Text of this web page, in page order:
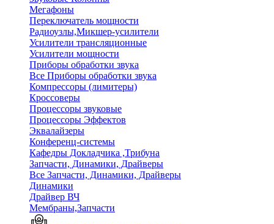
Мегафоны
Переключатель мощности
Радиоузлы,Микшер-усилители
Усилители трансляционные
Усилители мощности
Приборы обработки звука
Все Приборы обработки звука
Компрессоры (лимитеры)
Кроссоверы
Процессоры звуковые
Процессоры Эффектов
Эквалайзеры
Конференц-системы
Кафедры Докладчика ,Трибуна
Запчасти, Динамики, Драйверы
Все Запчасти, Динамики, Драйверы
Динамики
Драйвер ВЧ
Мембраны,Запчасти